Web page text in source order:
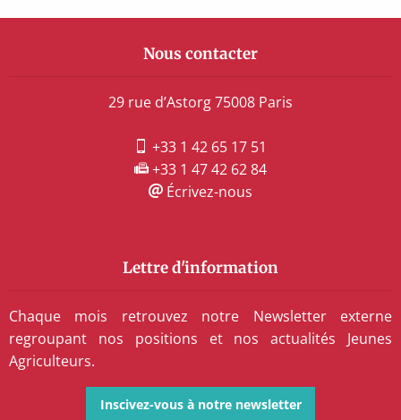
Nous contacter
29 rue d’Astorg 75008 Paris
+33 1 42 65 17 51
+33 1 47 42 62 84
Écrivez-nous
Lettre d'information
Chaque mois retrouvez notre Newsletter externe
regroupant nos positions et nos actualités Jeunes
Agriculteurs.
Inscivez-vous à notre newsletter